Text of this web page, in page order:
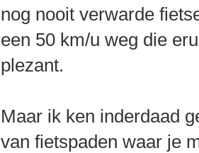
nog nooit verwarde
een 50 km/u weg die
plezant.
Maar ik ken inderdaad
van fietspaden waar je